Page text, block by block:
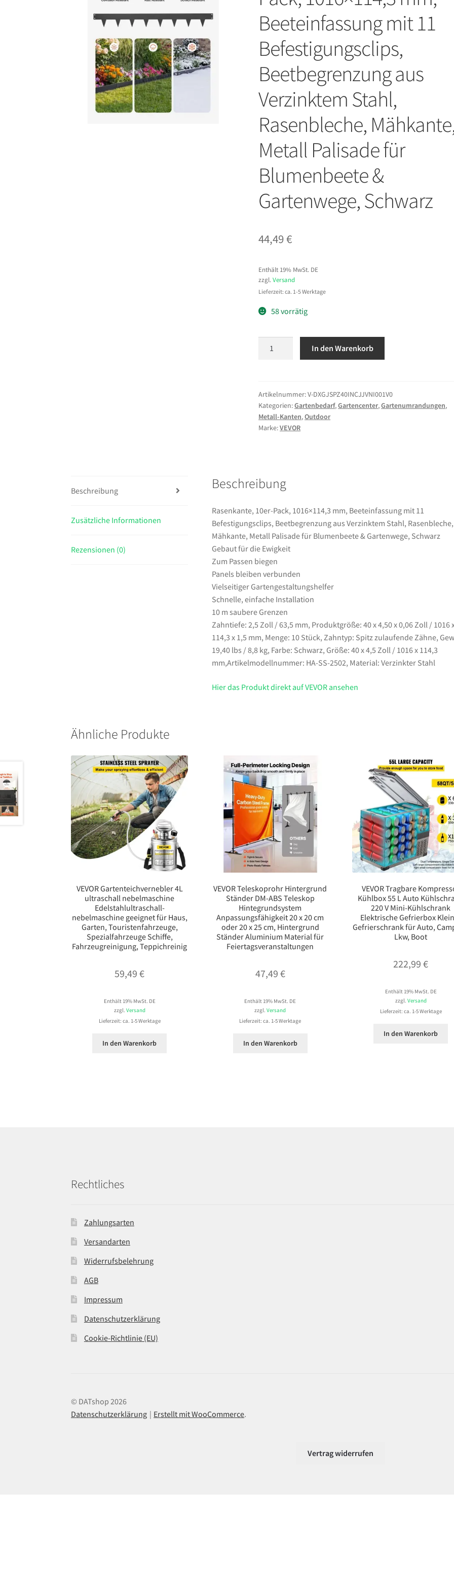
Beeteinfassung mit 11
Befestigungsclips,
Beetbegrenzung aus
Verzinktem Stahl,
Rasenbleche,
Metall Palisade für
Blumenbeete &
Gartenwege, Schwarz
44,49€
Enthält 19% MwSt. DE
zzgl.Versand
Lieferzeit: ca. 1-5 Werktage
58 vorrätig
1016x114,3
mm,
Beeteinfassung
mit
aus
Stahl,
Rasenbleche,
Mähkante,
Metall
Palisade
für
Blumenbeete
&
Gartenwege,
Schwarz
Menge
In den Warenkorb
Artikelnummer:V-DXGJSPZ40INCJJVNI001V0
Kategorien:Gartenbedarf,Gartencenter,Gartenumrandungen,
Metall-Kanten,Outdoor
Marke:VEVOR
Beschreibung
Zusätzliche Informationen
Rezensionen (0)
Beschreibung
Rasenkante, 10er-Pack, 1016×114,3 mm, Beeteinfassung mit 11
Befestigungsclips, Beetbegrenzung aus Verzinktem Stahl, Rasenbleche,
Mähkante, Metall Palisade für Blumenbeete & Gartenwege, Schwarz
Gebaut für die Ewigkeit
Zum Passen biegen
Panels bleiben verbunden
Vielseitiger Gartengestaltungshelfer
Schnelle, einfache Installation
10 m saubere Grenzen
Zahntiefe: 2,5 Zoll / 63,5 mm, Produktgröße: 40 x 4,50 x 0,06 Zoll / 1016
114,3 x 1,5 mm, Menge: 10 Stück, Zahntyp: Spitz zulaufende Zähne,
19,40 lbs / 8,8 kg, Farbe: Schwarz, Größe: 40 x 4,5 Zoll / 1016 x 114,3
mm,Artikelmodellnummer: HA-SS-2502, Material: Verzinkter Stahl
Hier das Produkt direkt auf VEVOR ansehen
Ähnliche Produkte
VEVOR Gartenteichvernebler 4L
ultraschall nebelmaschine
Edelstahlultraschall-
nebelmaschine geeignet für Haus,
Garten, Touristenfahrzeuge,
Spezialfahrzeuge Schiffe,
Fahrzeugreinigung, Teppichreinig
59,49€
Enthält 19% MwSt. DE
zzgl. Versand
Lieferzeit: ca. 1-5 Werktage
In den Warenkorb
VEVOR Teleskoprohr Hintergrund
Ständer DM-ABS Teleskop
Hintegrundsystem
Anpassungsfähigkeit 20 x 20 cm
oder 20 x 25 cm, Hintergrund
Ständer Aluminium Material für
Feiertagsveranstaltungen
47,49 €
Enthält 19% MwSt. DE
zzgl.Versand
Lieferzeit: ca. 1-5 Werktage
In den Warenkorb
VEVOR Tragbare
Kühlbox 55 L Auto
220 V Mini-Kühlschrank
Elektrische Gefrierbox
Gefrierschrank für Auto,
Lkw, Boot
222,99€
Enthält 19% MwSt. DE
zzgl. Versand
Lieferzeit: ca. 1-5 Werktage
In den Warenkorb
Rechtliches
Zahlungsarten
Versandarten
Widerrufsbelehrung
AGB
Impressum
Datenschutzerklärung
Cookie-Richtlinie (EU)
© DATshop 2026
Datenschutzerklärung
Erstellt mit WooCommerce.
Vertrag widerrufen